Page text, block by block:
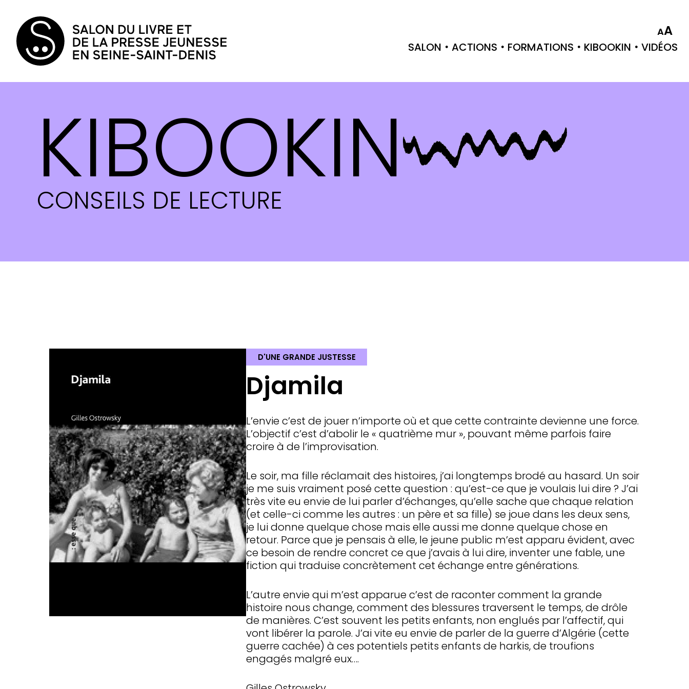
AA
SALON ACTIONS FORMATIONS KIBOOKIN VIDÉOS
KIBOOKIN
CONSEILS DE LECTURE
D'UNE GRANDE JUSTESSE
Djamila
L’envie c’est de jouer n’importe où et que cette contrainte devienne une force.
L’objectif c’est d’abolir le « quatrième mur », pouvant même parfois faire
croire à de l’improvisation.
Le soir, ma fille réclamait des histoires, j’ai longtemps brodé au hasard. Un soir
je me suis vraiment posé cette question : qu’est-ce que je voulais lui dire ? J’ai
très vite eu envie de lui parler d’échanges, qu’elle sache que chaque relation
(et celle-ci comme les autres : un père et sa fille) se joue dans les deux sens,
je lui donne quelque chose mais elle aussi me donne quelque chose en
retour. Parce que je pensais à elle, le jeune public m’est apparu évident, avec
ce besoin de rendre concret ce que j’avais à lui dire, inventer une fable, une
fiction qui traduise concrètement cet échange entre générations.
L’autre envie qui m’est apparue c’est de raconter comment la grande
histoire nous change, comment des blessures traversent le temps, de drôle
de manières. C’est souvent les petits enfants, non englués par l’affectif, qui
vont libérer la parole. J’ai vite eu envie de parler de la guerre d’Algérie (cette
guerre cachée) à ces potentiels petits enfants de harkis, de troufions
engagés malgré eux….